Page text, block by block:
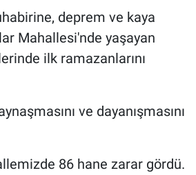
deprem ve kaya
Mahallesi'nde yaşayan
ilk ramazanlarını
ve dayanışmasını
86 hane zarar gördü.